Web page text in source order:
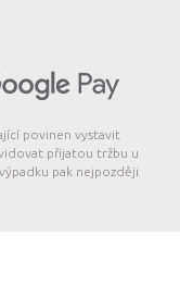
povinen vystavit
přijatou tržbu u
pak nejpozději